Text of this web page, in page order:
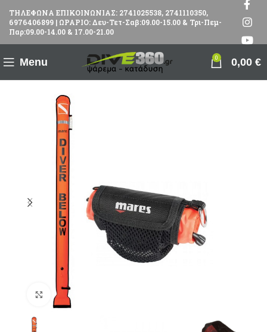
ΤΗΛΕΦΩΝΑ ΕΠΙΚΟΙΝΩΝΙΑΣ: 2741025538, 2741110350,
6976406899 | ΩΡΑΡΙΟ: Δευ-Τετ-Σαβ:09.00-15.00 & Τρι-Πεμ-
Παρ:09.00-14.00 & 17.00-21.00
Menu 0 0,00 €
Πατήστε για μεγέθυνση